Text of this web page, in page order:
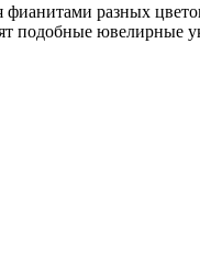
фианитами разных
ювелирные